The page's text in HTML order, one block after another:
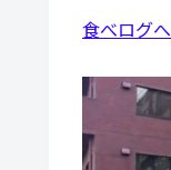
食べログへ